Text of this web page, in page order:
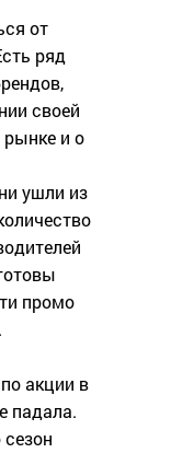
от
ряд
своей
рынке и о
ушли из
промо
акции в
падала.